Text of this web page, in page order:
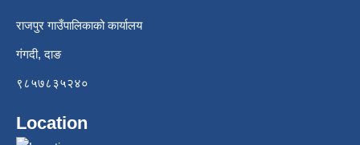
राजपुर गाउँपालिकाको कार्यालय
गंगदी, दाङ
९८५७८३५२४०
Location